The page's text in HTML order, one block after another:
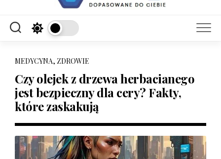
MEDYCYNA, ZDROWIE
Czy olejek z drzewa herbacianego
jest bezpieczny dla cery? Fakty,
które zaskakują